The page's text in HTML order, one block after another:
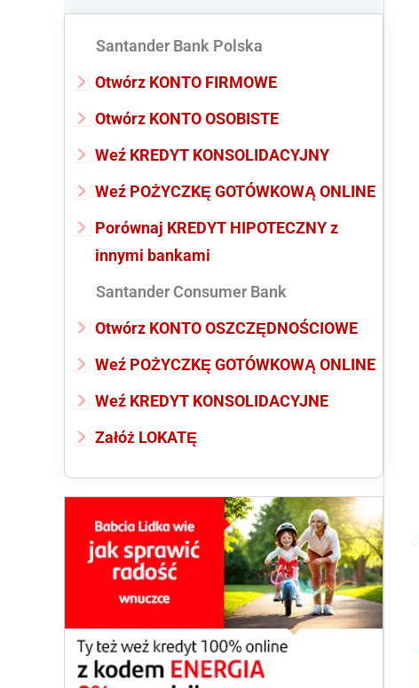
Santander Bank Polska
Otwórz KONTO FIRMOWE
Otwórz KONTO OSOBISTE
Weź KREDYT KONSOLIDACYJNY
Weź POŻYCZKĘ GOTÓWKOWĄ ONLINE
Porównaj KREDYT HIPOTECZNY z
innymi bankami
Santander Consumer Bank
Otwórz KONTO OSZCZĘDNOŚCIOWE
Weź POŻYCZKĘ GOTÓWKOWĄ ONLINE
Weź KREDYT KONSOLIDACYJNE
Załóż LOKATĘ